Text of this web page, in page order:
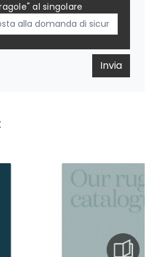
al singolare
Invia